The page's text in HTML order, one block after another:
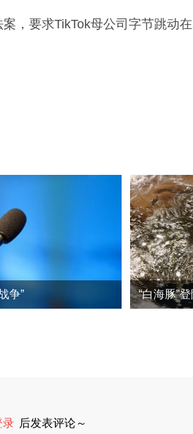
，要求TikTok母公司字节跳动
争” “白海豚”
录 后发表评论～